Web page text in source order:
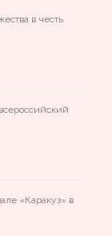
в честь
«Каракуз» в